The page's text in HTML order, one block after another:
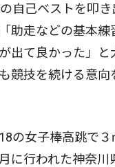
自己ベストを叩き
助走などの基本練
出て良かった」と
競技を続ける意向
の女子棒高跳で３
に行われた神奈川